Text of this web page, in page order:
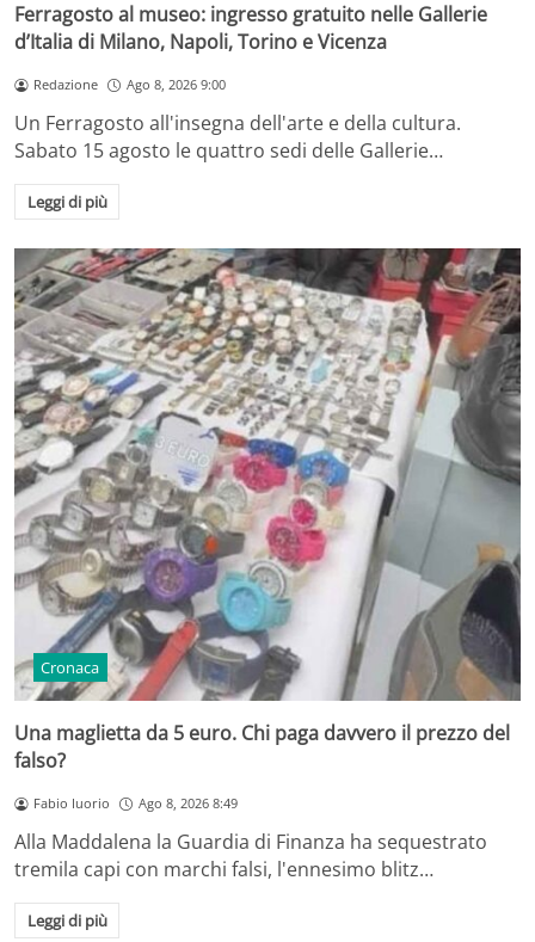
Ferragosto al museo: ingresso gratuito nelle Gallerie
d’Italia di Milano, Napoli, Torino e Vicenza
Redazione Ago 8, 2026 9:00
Un Ferragosto all'insegna dell'arte e della cultura.
Sabato 15 agosto le quattro sedi delle Gallerie…
Leggi di più
Cronaca
Una maglietta da 5 euro. Chi paga davvero il prezzo del
falso?
Fabio Iuorio Ago 8, 2026 8:49
Alla Maddalena la Guardia di Finanza ha sequestrato
tremila capi con marchi falsi, l'ennesimo blitz…
Leggi di più